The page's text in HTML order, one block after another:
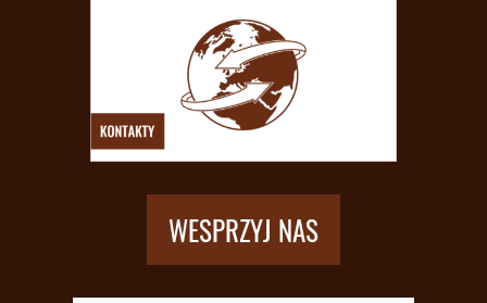
WESPRZYJ NAS